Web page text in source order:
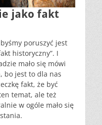
jako fakt
poruszyć jest
historyczny”. I
mało się mówi
bo jest to dla nas
fakt, że być
temat, ale też
w ogóle mało się